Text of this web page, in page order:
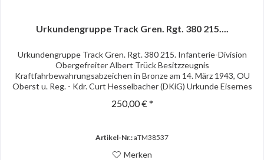
Urkundengruppe Track Gren. Rgt. 380 215....
Urkundengruppe Track Gren. Rgt. 380 215. Infanterie-Division
Obergefreiter Albert Trück Besitzzeugnis
Kraftfahrbewahrungsabzeichen in Bronze am 14. März 1943, OU
Oberst u. Reg. - Kdr. Curt Hesselbacher (DKiG) Urkunde Eisernes
250,00 € *
Artikel-Nr.:aTM38537
Merken